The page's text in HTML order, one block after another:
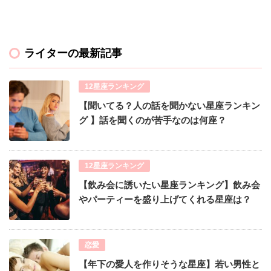
ライターの最新記事
12星座ランキング
【聞いてる？人の話を聞かない星座ランキン
グ 】話を聞くのが苦手なのは何座？
12星座ランキング
【飲み会に誘いたい星座ランキング】飲み会
やパーティーを盛り上げてくれる星座は？
恋愛
【年下の愛人を作りそうな星座】若い男性と